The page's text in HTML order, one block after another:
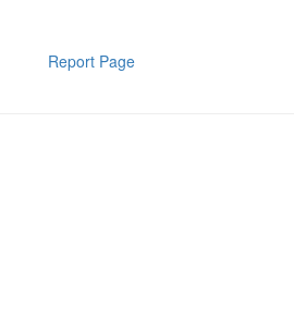
Report Page